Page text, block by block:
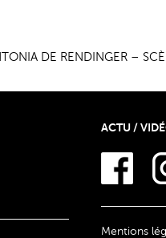
DE RENDINGER –
ACTU /
Mentions